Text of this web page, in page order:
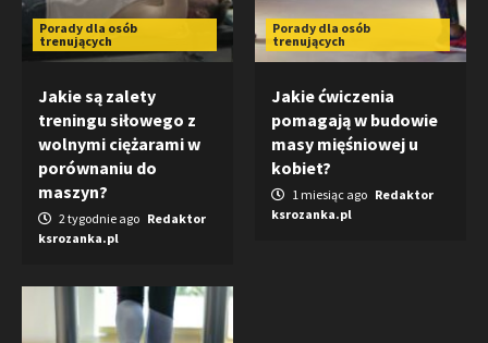
Porady dla osób
trenujących
Jakie są zalety
treningu siłowego z
wolnymi ciężarami w
porównaniu do
maszyn?
2 tygodnie ago Redaktor
ksrozanka.pl
Porady dla osób
trenujących
Jakie ćwiczenia
pomagają w budowie
masy mięśniowej u
kobiet?
1 miesiąc ago Redaktor
ksrozanka.pl